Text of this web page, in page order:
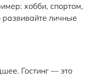
хобби, спортом,
развивайте личные
Гостинг — это